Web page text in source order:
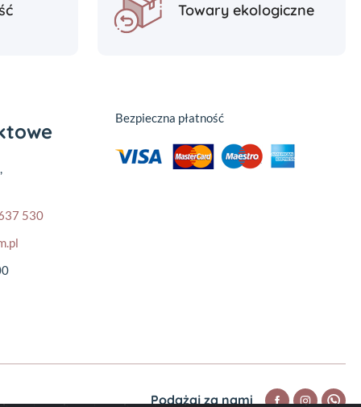
Towary ekologiczne
530
Bezpieczna płatność
Podążaj za nami